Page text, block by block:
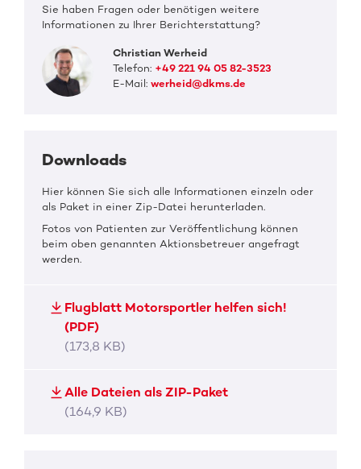
Sie haben Fragen oder benötigen weitere
Informationen zu Ihrer Berichterstattung?
Christian Werheid
Telefon: +49 221 94 05 82-3523
E-Mail:werheid@dkms.de
Downloads
Hier können Sie sich alle Informationen einzeln oder
als Paket in einer Zip-Datei herunterladen.
Fotos von Patienten zur Veröffentlichung können
beim oben genannten Aktionsbetreuer angefragt
werden.
Flugblatt Motorsportler helfen sich!
(PDF)
(173,8 KB)
Alle Dateien als ZIP-Paket
(164,9 KB)